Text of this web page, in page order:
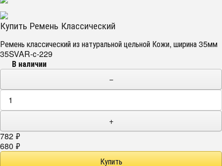
Купить Ремень Классический
Ремень классический из натуральной цельной Кожи, ширина 35мм
35SVAR-с-229
В наличии
−
+
782 ₽
680 ₽